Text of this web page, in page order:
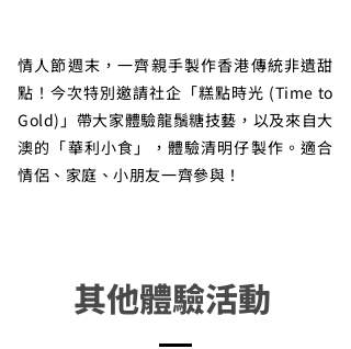
情人節週末，一齊親手製作香港傳統非遺甜
點！今次特別邀請社企「糕點時光 (Time to
Gold)」帶大家體驗龍鬚糖技藝，以及來自大
澳的「華利小食」，體驗清明仔製作。適合
情侶、家庭、小朋友一齊參與！
其他體驗活動